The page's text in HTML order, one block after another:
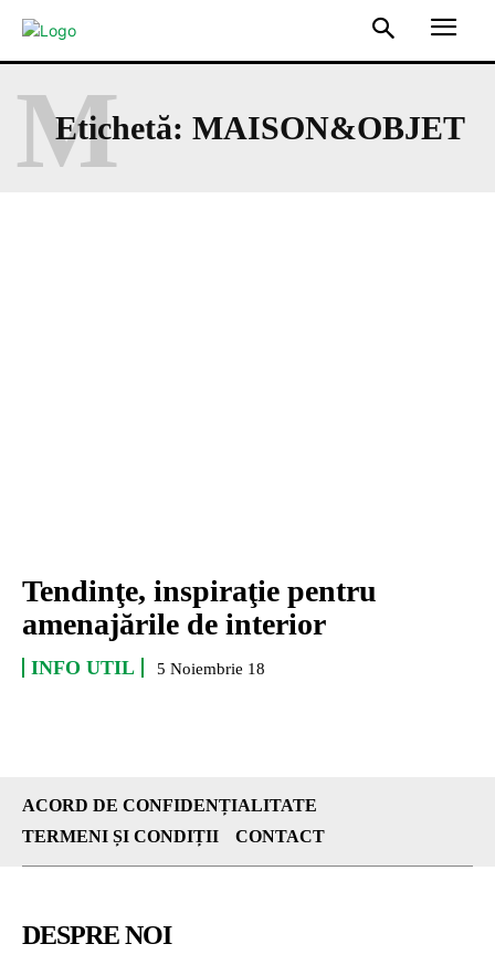
Etichetă: MAISON&OBJET
M
Tendinţe, inspiraţie pentru
amenajările de interior
INFO UTIL 5 Noiembrie 18
ACORD DE CONFIDENȚIALITATE
TERMENI ȘI CONDIȚII
CONTACT
DESPRE NOI